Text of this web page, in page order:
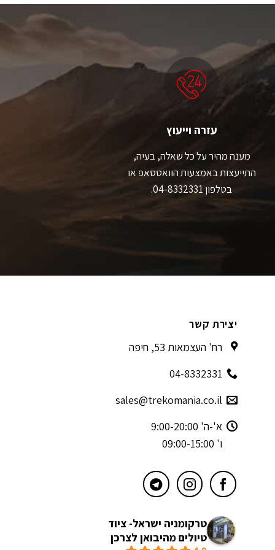
ניתן
לבחור
את
האפשרויות
בעמוד
המוצר
מספר
את
האפשרויות
עזרה וייעוץ
מענה מהיר על כל שאלה, בעיה,
התייעצות באמצעות הוואטסאפ או
בטלפון 04-8332331.
יצירת קשר
רח' העצמאות 53, חיפה
04-8332331
sales@trekomania.co.il
א'-ה' 9:00-20:00
ו' 09:00-15:00
טרקומניה ישראל- ציוד
טיולים מהיבואן לצרכן